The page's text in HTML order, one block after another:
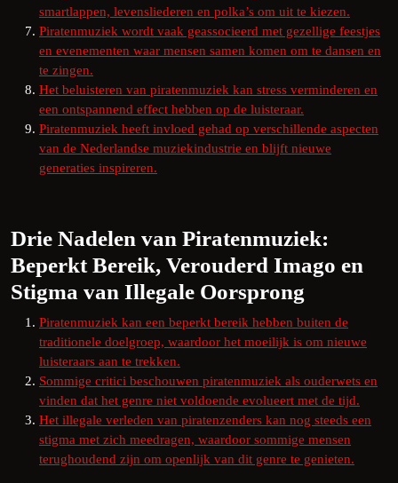
smartlappen, levensliederen en polka’s om uit te kiezen.
Piratenmuziek wordt vaak geassocieerd met gezellige feestjes
en evenementen waar mensen samen komen om te dansen en
te zingen.
Het beluisteren van piratenmuziek kan stress verminderen en
een ontspannend effect hebben op de luisteraar.
Piratenmuziek heeft invloed gehad op verschillende aspecten
van de Nederlandse muziekindustrie en blijft nieuwe
generaties inspireren.
Drie Nadelen van Piratenmuziek:
Beperkt Bereik, Verouderd Imago en
Stigma van Illegale Oorsprong
Piratenmuziek kan een beperkt bereik hebben buiten de
traditionele doelgroep, waardoor het moeilijk is om nieuwe
luisteraars aan te trekken.
Sommige critici beschouwen piratenmuziek als ouderwets en
vinden dat het genre niet voldoende evolueert met de tijd.
Het illegale verleden van piratenzenders kan nog steeds een
stigma met zich meedragen, waardoor sommige mensen
terughoudend zijn om openlijk van dit genre te genieten.